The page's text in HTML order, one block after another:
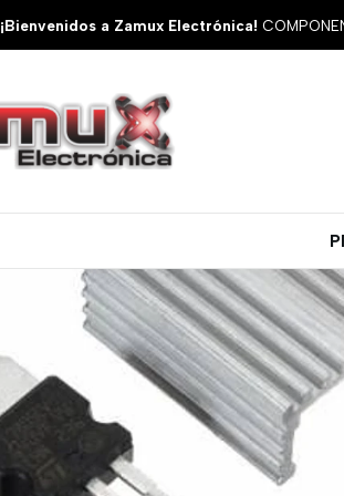
¡Bienvenidos a Zamux Electrónica!
Inicio Productos